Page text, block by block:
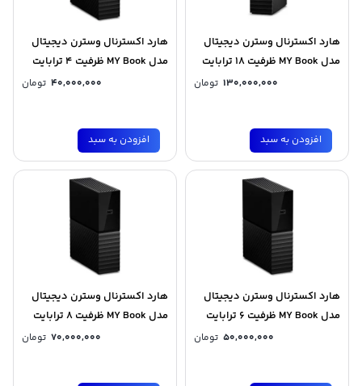
هارد اکسترنال وسترن دیجیتال
مدل MY Book ظرفیت 18 ترابایت
130,000,000 تومان
افزودن به سبد
هارد اکسترنال وسترن دیجیتال
مدل MY Book ظرفیت 4 ترابایت
40,000,000 تومان
افزودن به سبد
هارد اکسترنال وسترن دیجیتال
مدل MY Book ظرفیت 6 ترابایت
50,000,000 تومان
هارد اکسترنال وسترن دیجیتال
مدل MY Book ظرفیت 8 ترابایت
70,000,000 تومان